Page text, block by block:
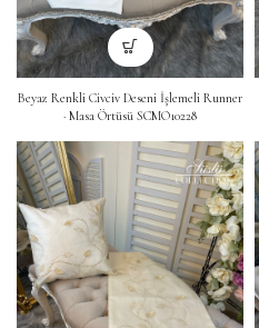
Beyaz Renkli Civciv Deseni İşlemeli Runner
· Masa Örtüsü SCMO10228